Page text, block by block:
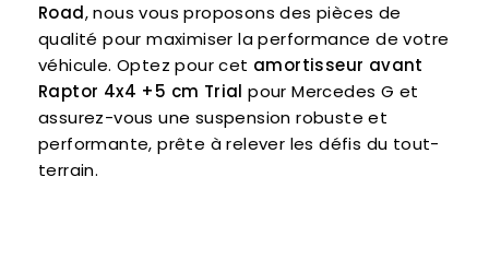
Road, nous vous proposons des pièces de
qualité pour maximiser la performance de votre
véhicule. Optez pour cet amortisseur avant
Raptor 4x4 +5 cm Trial pour Mercedes G et
assurez-vous une suspension robuste et
performante, prête à relever les défis du tout-
terrain.